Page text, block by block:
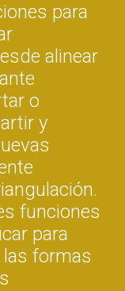
para
alinear
o
y
funciones
para
formas